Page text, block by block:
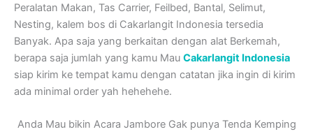
Peralatan Makan, Tas Carrier, Feilbed, Bantal, Selimut,
Nesting, kalem bos di Cakarlangit Indonesia tersedia
Banyak. Apa saja yang berkaitan dengan alat Berkemah,
berapa saja jumlah yang kamu Mau Cakarlangit Indonesia
siap kirim ke tempat kamu dengan catatan jika ingin di kirim
ada minimal order yah hehehehe.
Anda Mau bikin Acara Jambore Gak punya Tenda Kemping